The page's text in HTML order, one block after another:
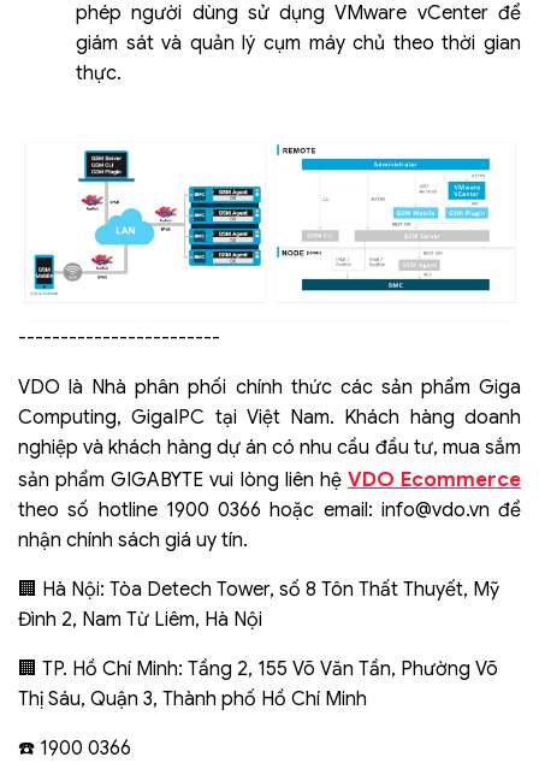
phép người dùng sử dụng VMware vCenter để
giám sát và quản lý cụm máy chủ theo thời gian
thực.
------------------------
VDO là Nhà phân phối chính thức các sản phẩm Giga
Computing, GigaIPC tại Việt Nam. Khách hàng doanh
nghiệp và khách hàng dự án có nhu cầu đầu tư, mua sắm
sản phẩm GIGABYTE vui lòng liên hệ VDO Ecommerce
theo số hotline 1900 0366 hoặc email: info@vdo.vn để
nhận chính sách giá uy tín.
🏢 Hà Nội: Tòa Detech Tower, số 8 Tôn Thất Thuyết, Mỹ
Đình 2, Nam Từ Liêm, Hà Nội
🏢 TP. Hồ Chí Minh: Tầng 2, 155 Võ Văn Tần, Phường Võ
Thị Sáu, Quận 3, Thành phố Hồ Chí Minh
☎️ 1900 0366